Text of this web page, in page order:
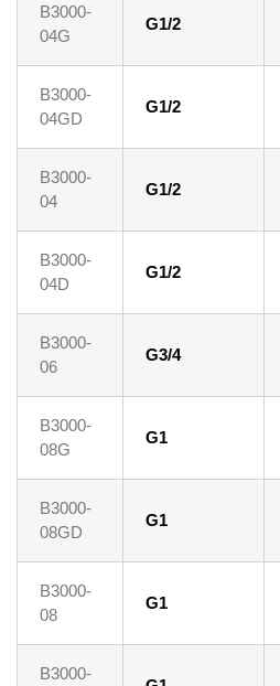
B3000-
04G
G1/2
B3000-
04GD
G1/2
B3000-
04
G1/2
B3000-
04D
G1/2
B3000-
06
G3/4
B3000-
08G
G1
B3000-
08GD
G1
B3000-
08
G1
B3000-